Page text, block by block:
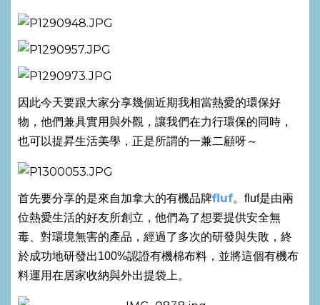
因此今天要跟大家分享幾個近期我相當熱愛的環保好
物，他們兼具實用與外觀，讓我們在力行環保的同時，
也可以提昇生活美學，正是所謂的一兼二顧呀～
首先要分享的是來自加拿大的有機品牌fluf。fluf是由兩
位熱愛生活的好友所創立，他們為了想要提供安全無
毒、對環境無害的產品，經過了多次的研發與失敗，終
於成功地研發出100%認證有機棉布料，並將這個有機布
料運用在居家收納與外出提袋上。